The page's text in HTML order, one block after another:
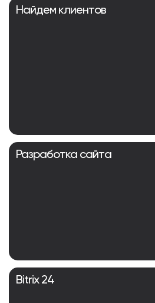
Найдем клиентов
Разработка сайта
Bitrix 24